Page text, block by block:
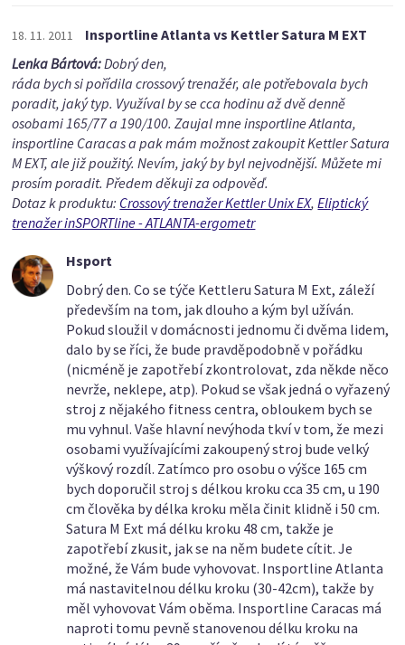
18. 11. 2011
Insportline Atlanta vs Kettler Satura M EXT
Lenka Bártová:Dobrý den,
ráda bych si pořídila crossový trenažér, ale potřebovala bych
poradit, jaký typ. Využíval by se cca hodinu až dvě denně
osobami 165/77 a 190/100. Zaujal mne insportline Atlanta,
insportline Caracas a pak mám možnost zakoupit Kettler Satura
M EXT, ale již použitý. Nevím, jaký by byl nejvodnější. Můžete mi
prosím poradit. Předem děkuji za odpověď.
Dotaz k produktu: Crossový trenažer Kettler Unix EX,Eliptický
trenažer inSPORTline - ATLANTA-ergometr
Hsport
Dobrý den. Co se týče Kettleru Satura M Ext, záleží
především na tom, jak dlouho a kým byl užíván.
Pokud sloužil v domácnosti jednomu či dvěma lidem,
dalo by se říci, že bude pravděpodobně v pořádku
(nicméně je zapotřebí zkontrolovat, zda někde něco
nevrže, neklepe, atp). Pokud se však jedná o vyřazený
stroj z nějakého fitness centra, obloukem bych se
mu vyhnul. Vaše hlavní nevýhoda tkví v tom, že mezi
osobami využívajícími zakoupený stroj bude velký
výškový rozdíl. Zatímco pro osobu o výšce 165 cm
bych doporučil stroj s délkou kroku cca 35 cm, u 190
cm člověka by délka kroku měla činit klidně i 50 cm.
Satura M Ext má délku kroku 48 cm, takže je
zapotřebí zkusit, jak se na něm budete cítit. Je
možné, že Vám bude vyhovovat. Insportline Atlanta
má nastavitelnou délku kroku (30-42cm), takže by
měl vyhovovat Vám oběma. Insportline Caracas má
naproti tomu pevně stanovenou délku kroku na